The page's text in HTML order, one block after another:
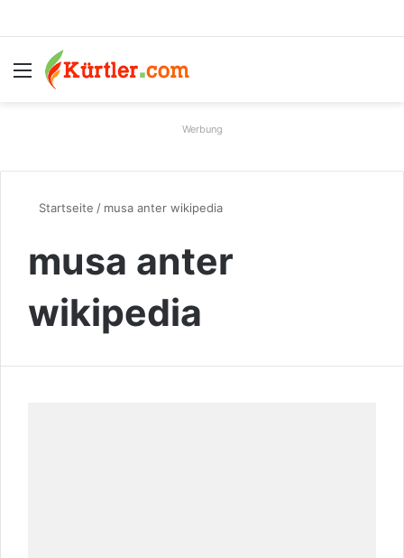
Menü
Werbung
Startseite / musa anter wikipedia
musa anter
wikipedia